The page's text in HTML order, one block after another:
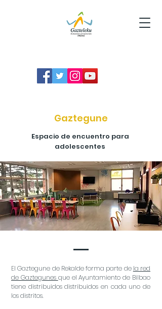
Gaztegune
Espacio de encuentro para
adolescentes
El Gaztegune de Rekalde forma parte de la red
de Gaztegunes que el Ayuntamiento de Bilbao
tiene distribuidos distribuidos en cada uno de
los distritos.